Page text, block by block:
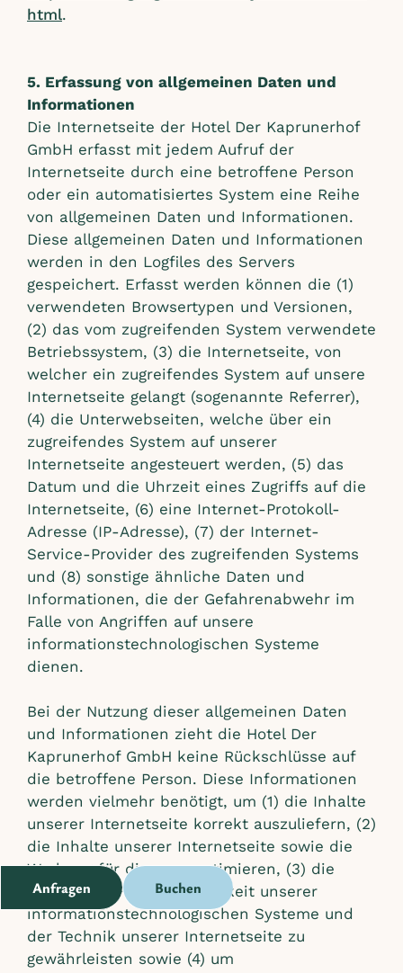
Anfragen Buchen
html.
5. Erfassung von allgemeinen Daten und
Informationen
Die Internetseite der Hotel Der Kaprunerhof
GmbH erfasst mit jedem Aufruf der
Internetseite durch eine betroffene Person
oder ein automatisiertes System eine Reihe
von allgemeinen Daten und Informationen.
Diese allgemeinen Daten und Informationen
werden in den Logfiles des Servers
gespeichert. Erfasst werden können die (1)
verwendeten Browsertypen und Versionen,
(2) das vom zugreifenden System verwendete
Betriebssystem, (3) die Internetseite, von
welcher ein zugreifendes System auf unsere
Internetseite gelangt (sogenannte Referrer),
(4) die Unterwebseiten, welche über ein
zugreifendes System auf unserer
Internetseite angesteuert werden, (5) das
Datum und die Uhrzeit eines Zugriffs auf die
Internetseite, (6) eine Internet-Protokoll-
Adresse (IP-Adresse), (7) der Internet-
Service-Provider des zugreifenden Systems
und (8) sonstige ähnliche Daten und
Informationen, die der Gefahrenabwehr im
Falle von Angriffen auf unsere
informationstechnologischen Systeme
dienen.
Bei der Nutzung dieser allgemeinen Daten
und Informationen zieht die Hotel Der
Kaprunerhof GmbH keine Rückschlüsse auf
die betroffene Person. Diese Informationen
werden vielmehr benötigt, um (1) die Inhalte
unserer Internetseite korrekt auszuliefern, (2)
die Inhalte unserer Internetseite sowie die
Werbung für diese zu optimieren, (3) die
dauerhafte Funktionsfähigkeit unserer
informationstechnologischen Systeme und
der Technik unserer Internetseite zu
gewährleisten sowie (4) um